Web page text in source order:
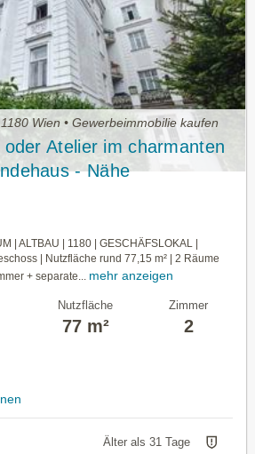
Wien • Gewerbeimmobilie kaufen
Atelier im charmanten
- Nähe
(Linie 41)
| ALTBAU | 1180 | GESCHÄFSLOKAL |
| Nutzfläche rund 77,15 m² | 2 Räume
+ separate...
mehr anzeigen
Nutzfläche
77 m²
Zimmer
2
Älter als 31 Tage